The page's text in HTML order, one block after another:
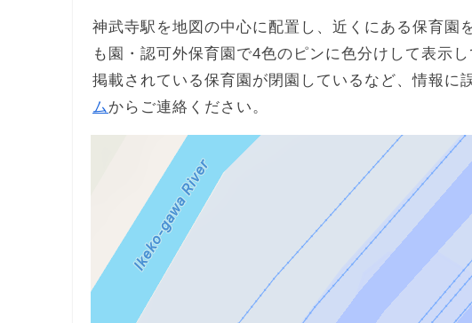
神武寺駅を地図の中心に配置し、近くにある保育園
も園・認可外保育園で4色のピンに色分けして表示し
掲載されている保育園が閉園しているなど、情報に
ム からご連絡ください。